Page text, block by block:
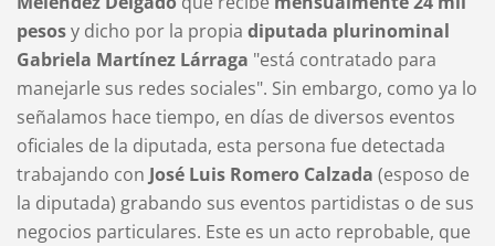
pesosy dicho por la propia diputada plurinominal
Gabriela Martínez Lárraga "está contratado para
manejarle sus redes sociales". Sin embargo, como ya lo
señalamos hace tiempo, en días de diversos eventos
oficiales de la diputada, esta persona fue detectada
trabajando con José Luis Romero Calzada (esposo de
la diputada) grabando sus eventos partidistas o de sus
negocios particulares. Este es un acto reprobable, que